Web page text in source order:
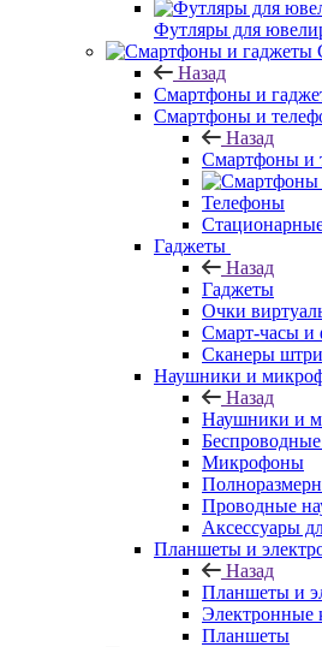
Футляры для
Назад
Смартфоны и
Смартфоны и
Назад
Смартфоны и
Телефоны
Гаджеты
Назад
Гаджеты
Очки
Смарт-часы и
Сканеры
Наушники и
Назад
Наушники и
Микрофоны
Проводные
Аксессуары
Планшеты и
Назад
Планшеты и
Электронные
Планшеты